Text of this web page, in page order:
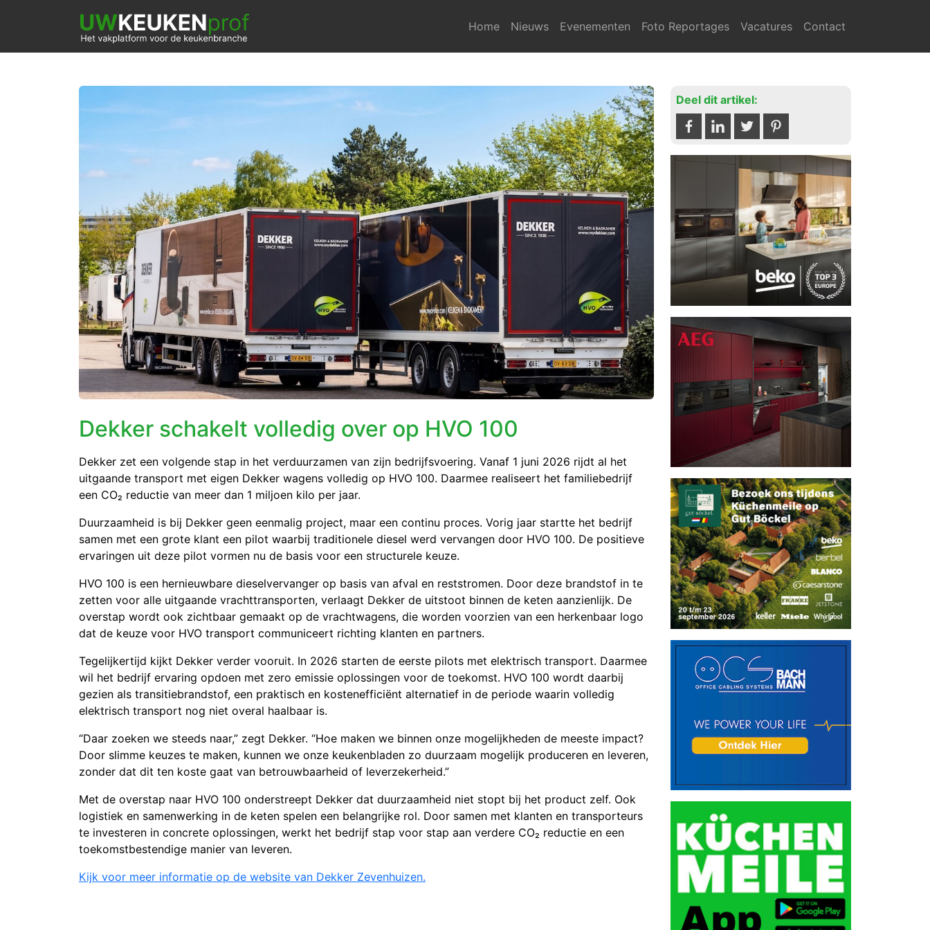
Home Nieuws Evenementen Foto Reportages Vacatures Contact
Dekker schakelt volledig over op HVO 100
Dekker zet een volgende stap in het verduurzamen van zijn bedrijfsvoering. Vanaf 1 juni 2026 rijdt al het
uitgaande transport met eigen Dekker wagens volledig op HVO 100. Daarmee realiseert het familiebedrijf
een CO₂ reductie van meer dan 1 miljoen kilo per jaar.
Duurzaamheid is bij Dekker geen eenmalig project, maar een continu proces. Vorig jaar startte het bedrijf
samen met een grote klant een pilot waarbij traditionele diesel werd vervangen door HVO 100. De positieve
ervaringen uit deze pilot vormen nu de basis voor een structurele keuze.
HVO 100 is een hernieuwbare dieselvervanger op basis van afval en reststromen. Door deze brandstof in te
zetten voor alle uitgaande vrachttransporten, verlaagt Dekker de uitstoot binnen de keten aanzienlijk. De
overstap wordt ook zichtbaar gemaakt op de vrachtwagens, die worden voorzien van een herkenbaar logo
dat de keuze voor HVO transport communiceert richting klanten en partners.
Tegelijkertijd kijkt Dekker verder vooruit. In 2026 starten de eerste pilots met elektrisch transport. Daarmee
wil het bedrijf ervaring opdoen met zero emissie oplossingen voor de toekomst. HVO 100 wordt daarbij
gezien als transitiebrandstof, een praktisch en kostenefficiënt alternatief in de periode waarin volledig
elektrisch transport nog niet overal haalbaar is.
“Daar zoeken we steeds naar,” zegt Dekker. “Hoe maken we binnen onze mogelijkheden de meeste impact?
Door slimme keuzes te maken, kunnen we onze keukenbladen zo duurzaam mogelijk produceren en leveren,
zonder dat dit ten koste gaat van betrouwbaarheid of leverzekerheid.”
Met de overstap naar HVO 100 onderstreept Dekker dat duurzaamheid niet stopt bij het product zelf. Ook
logistiek en samenwerking in de keten spelen een belangrijke rol. Door samen met klanten en transporteurs
te investeren in concrete oplossingen, werkt het bedrijf stap voor stap aan verdere CO₂ reductie en een
toekomstbestendige manier van leveren.
Kijk voor meer informatie op de website van Dekker Zevenhuizen.
Deel dit artikel: